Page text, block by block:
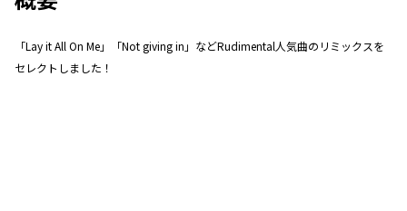
「Lay it All On Me」「Not giving in」などRudimental人気曲のリミックスを
セレクトしました！